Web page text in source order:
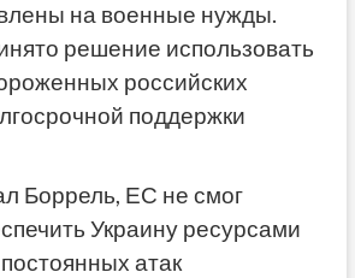
на военные нужды.
решение использовать
российских
поддержки
Боррель, ЕС не смог
Украину ресурсами
атак